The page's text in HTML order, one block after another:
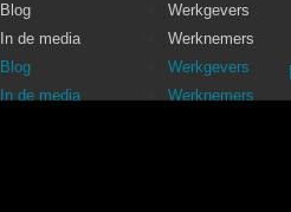
Blog
In de media
Blog
In de media
Werkgevers
Werknemers
Werkgevers
Werknemers